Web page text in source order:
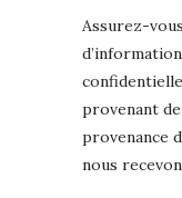
Assurez-
provenant
provenance
nous